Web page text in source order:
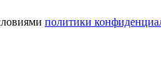
политики